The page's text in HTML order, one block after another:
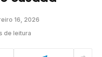
16, 2026
de leitura